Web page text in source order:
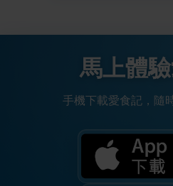
馬上體
手機下載愛食記，隨